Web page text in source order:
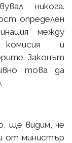
никога.
определен
между
комисия и
Законът
това да
ще видим, че
от министър